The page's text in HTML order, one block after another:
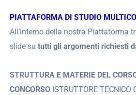
PIATTAFORMA DI STUDIO
All’interno della nostra Piattaforma
slide su tutti gli argomenti richiesti
STRUTTURA E MATERIE DEL
CONCORSO ISTRUTTORE TECNICO